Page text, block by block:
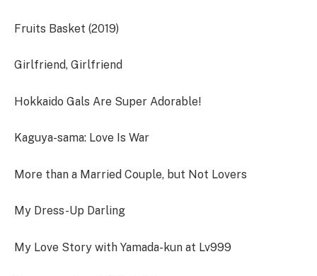
Fruits Basket (2019)
Girlfriend, Girlfriend
Hokkaido Gals Are Super Adorable!
Kaguya-sama: Love Is War
More than a Married Couple, but Not Lovers
My Dress-Up Darling
My Love Story with Yamada-kun at Lv999